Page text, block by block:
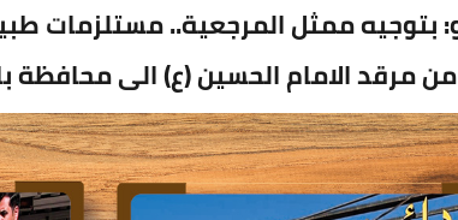
بتوجيه ممثل المرجعية.. مستلزمات
مرقد الامام الحسين (ع) الى محافظة